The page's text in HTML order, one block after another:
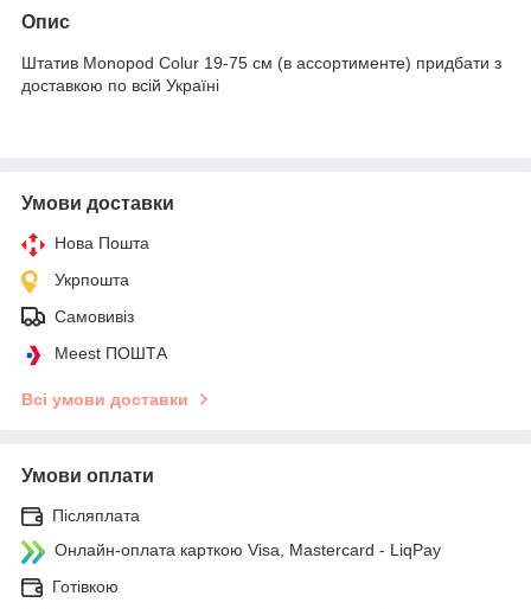
Опис
Штатив Monopod Colur 19-75 см (в ассортименте) придбати з
доставкою по всій Україні
Умови доставки
Нова Пошта
Укрпошта
Самовивіз
Meest ПОШТА
Всі умови доставки
Умови оплати
Післяплата
Онлайн-оплата карткою Visa, Mastercard - LiqPay
Готівкою